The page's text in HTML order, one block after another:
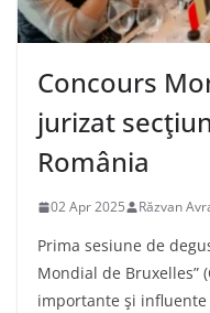
Concours
jurizat
România
02 Apr 2025 Răzvan
Prima sesiune de
Mondial de Bruxelles”
importante şi